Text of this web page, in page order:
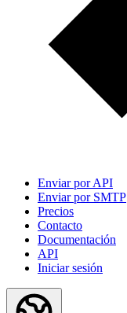
Enviar por API
Enviar por SMTP
Precios
Contacto
Documentación
API
Iniciar sesión